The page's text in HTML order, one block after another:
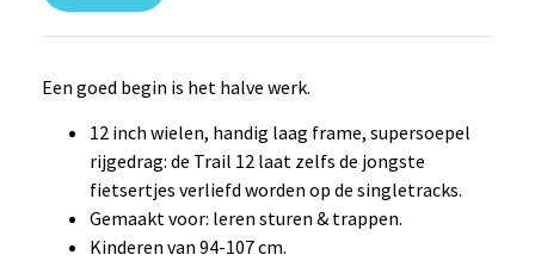
Een goed begin is het halve werk.
12 inch wielen, handig laag frame, supersoepel
rijgedrag: de Trail 12 laat zelfs de jongste
fietsertjes verliefd worden op de singletracks.
Gemaakt voor: leren sturen & trappen.
Kinderen van 94-107 cm.